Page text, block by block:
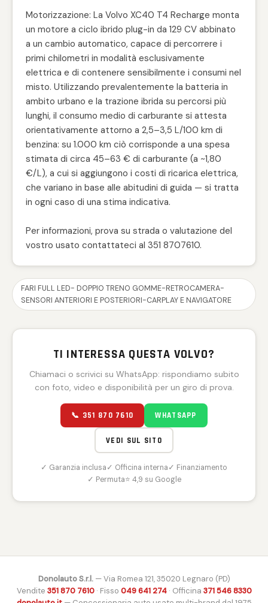
Motorizzazione: La Volvo XC40 T4 Recharge monta
un motore a ciclo ibrido plug-in da 129 CV abbinato
a un cambio automatico, capace di percorrere i
primi chilometri in modalità esclusivamente
elettrica e di contenere sensibilmente i consumi nel
misto. Utilizzando prevalentemente la batteria in
ambito urbano e la trazione ibrida su percorsi più
lunghi, il consumo medio di carburante si attesta
orientativamente attorno a 2,5–3,5 L/100 km di
benzina: su 1.000 km ciò corrisponde a una spesa
stimata di circa 45–63 € di carburante (a ~1,80
€/L), a cui si aggiungono i costi di ricarica elettrica,
che variano in base alle abitudini di guida — si tratta
in ogni caso di una stima indicativa.
Per informazioni, prova su strada o valutazione del
vostro usato contattateci al 351 8707610.
FARI FULL LED- DOPPIO TRENO GOMME-RETROCAMERA-
SENSORI ANTERIORI E POSTERIORI-CARPLAY E NAVIGATORE
TI INTERESSA QUESTA VOLVO?
Chiamaci o scrivici su WhatsApp: rispondiamo subito
con foto, video e disponibilità per un giro di prova.
📞 351 870 7610 WHATSAPP
VEDI SUL SITO
✓ Garanzia inclusa✓ Officina interna✓ Finanziamento
✓ Permuta⭐ 4,9 su Google
Donolauto S.r.l.— Via Romea 121, 35020 Legnaro (PD)
Vendite 351 870 7610· Fisso 049 641 274· Officina 371 546 8330